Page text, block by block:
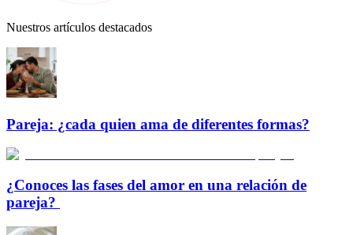
Nuestros artículos destacados
Pareja: ¿cada quien ama de diferentes formas?
¿Conoces las fases del amor en una relación de
pareja?